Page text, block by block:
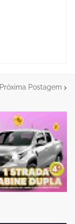
Próxima Postagem